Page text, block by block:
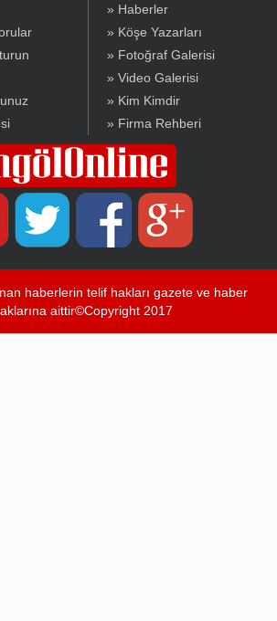
» Haberler
» Köşe Yazarları
» Fotoğraf Galerisi
» Video Galerisi
» Kim Kimdir
» Firma Rehberi
haberlerin telif hakları gazete ve haber
aittir©Copyright 2017